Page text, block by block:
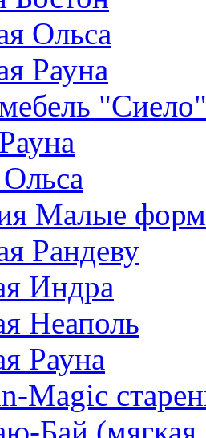
Ольса
Рауна
"Сиело"
Малые
Рандеву
Индра
Неаполь
Рауна
Magic